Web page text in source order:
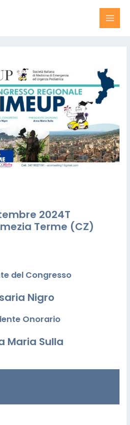
2024T
Terme (CZ)
del Congresso
Nigro
Onorario
Maria Sulla